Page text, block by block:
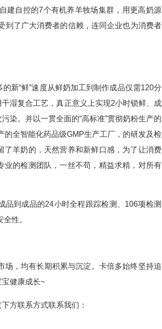
建自控的7个有机养羊牧场集群，用更高奶源
到了广大消费者的信赖，连同企业也为消费者
“鲜”速度从鲜奶加工到制作成品仅需120分
湿复合工艺，真正意义上实现2小时锁鲜、成
染。并以一贯全面的“高标准”贯彻奶粉生产的
全智能化药品级GMP生产工厂，的研发及检
羊奶的，天然营养和新鲜口感，为了让消费
的检测团队，一丝不苟，精益求精，对所有
到成品的24小时全程跟踪检测、106项检测
性。
，均有长期积累与沉淀。卡倍多始终坚持追
健康成长~
方联系方式联系我们：